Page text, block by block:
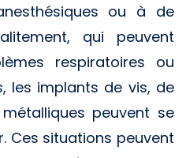
ou à de
qui peuvent
respiratoires ou
les implants de vis, de
peuvent se
Ces situations peuvent